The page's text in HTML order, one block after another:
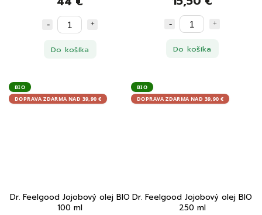
Do košíka Do košíka
BIO
DOPRAVA ZDARMA NAD 39,90 €
Dr. Feelgood Jojobový olej BIO
100 ml
BIO
DOPRAVA ZDARMA NAD 39,90 €
Dr. Feelgood Jojobový olej BIO
250 ml